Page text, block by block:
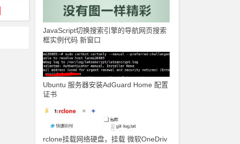
JavaScript切换搜索引擎的导航网页搜索
框实例代码 新窗口
Ubuntu 服务器安装AdGuard Home 配置
证书
rclone挂载网络硬盘，挂载 微软OneDriv